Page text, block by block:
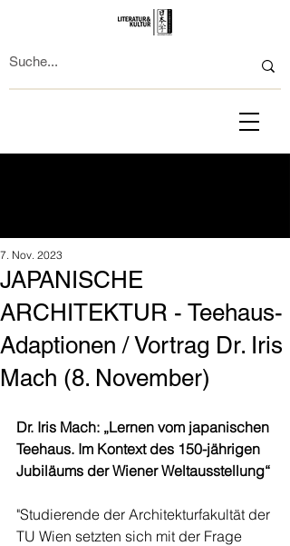
JAPANISCHE
ARCHITEKTUR - Teehaus-
Adaptionen / Vortrag Dr. Iris
Mach (8. November)
7. Nov. 2023
Dr. Iris Mach: „Lernen vom japanischen
Teehaus. Im Kontext des 150-jährigen
Jubiläums der Wiener Weltausstellung“
"Studierende der Architekturfakultät der
TU Wien setzten sich mit der Frage